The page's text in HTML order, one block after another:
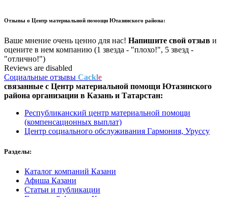
Отзывы о Центр материальной помощи Ютазинского района:
Ваше мнение очень ценно для нас! Напишите свой отзыв и
оцените в нем компанию (1 звезда - "плохо!", 5 звезд -
"отлично!")
Reviews are disabled
Социальные отзывы Cackle
связанные с Центр материальной помощи Ютазинского
района организации в Казань и Татарстан:
Республиканский центр материальной помощи
(компенсационных выплат)
Центр социального обслуживания Гармония, Уруссу
Разделы:
Каталог компаний Казани
Афиша Казани
Статьи и публикации